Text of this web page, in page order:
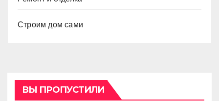
Строим дом сами
ВЫ ПРОПУСТИЛИ